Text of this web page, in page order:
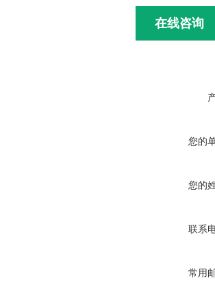
在线咨询
您的
您的
联系
常用